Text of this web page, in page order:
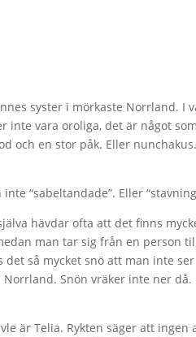
syster i mörkaste Norrland. I
vara oroliga, det är något
och en stor påk. Eller
“sabeltandade”. Eller
hävdar ofta att det finns
man tar sig från en person
så mycket snö att man inte
Snön vräker inte ner då.
är Telia. Rykten säger att